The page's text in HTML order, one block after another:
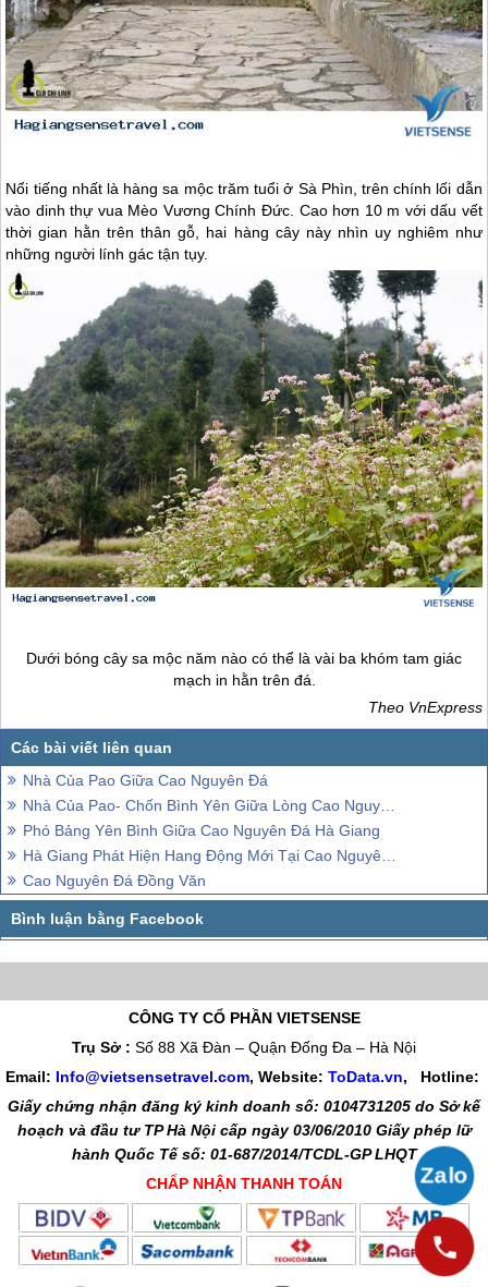
Nổi tiếng nhất là hàng sa mộc trăm tuổi ở Sà Phìn, trên chính lối dẫn
vào dinh thự vua Mèo Vương Chính Đức. Cao hơn 10 m với dấu vết
thời gian hằn trên thân gỗ, hai hàng cây này nhìn uy nghiêm như
những người lính gác tận tụy.
Dưới bóng cây sa mộc năm nào có thể là vài ba khóm tam giác
mạch in hằn trên đá.
Theo VnExpress
Nhà Của Pao Giữa Cao Nguyên Đá
Nhà Của Pao- Chốn Bình Yên Giữa Lòng Cao Nguyên Đá Hà Giang
Phó Bảng Yên Bình Giữa Cao Nguyên Đá Hà Giang
Hà Giang Phát Hiện Hang Động Mới Tại Cao Nguyên Đá Đồng Văn
Cao Nguyên Đá Đồng Văn
CÔNG TY CỔ PHẦN VIETSENSE
Trụ Sở : Số 88 Xã Đàn – Quận Đống Đa – Hà Nội
Email: Info@vietsensetravel.com, Website: ToData.vn,
Hotline:
Giấy chứng nhận đăng ký kinh doanh số: 0104731205 do Sở kế
hoạch và đầu tư TP Hà Nội cấp ngày 03/06/2010 Giấy phép lữ
hành Quốc Tế số: 01-687/2014/TCDL-GP LHQT
CHẤP NHẬN THANH TOÁN